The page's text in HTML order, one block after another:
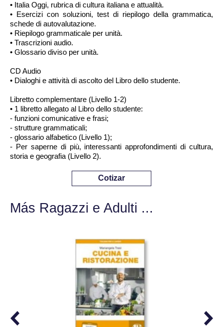
• Italia Oggi, rubrica di cultura italiana e attualità.
• Esercizi con soluzioni, test di riepilogo della grammatica,
schede di autovalutazione.
• Riepilogo grammaticale per unità.
• Trascrizioni audio.
• Glossario diviso per unità.
CD Audio
• Dialoghi e attività di ascolto del Libro dello studente.
Libretto complementare (Livello 1-2)
• 1 libretto allegato al Libro dello studente:
- funzioni comunicative e frasi;
- strutture grammaticali;
- glossario alfabetico (Livello 1);
- Per saperne di più, interessanti approfondimenti di cultura,
storia e geografia (Livello 2).
Cotizar
Más Ragazzi e Adulti ...